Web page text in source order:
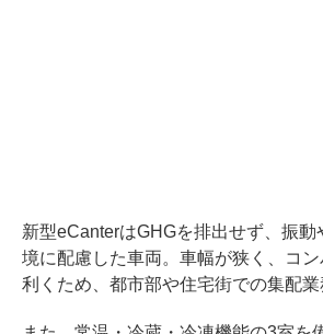
新型eCanterはGHGを排出せず、振動
境に配慮した車両。車幅が狭く、コ
利くため、都市部や住宅街での集配業